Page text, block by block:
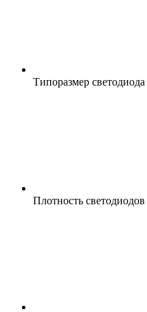
Типоразмер светодиода
Плотность светодиодов